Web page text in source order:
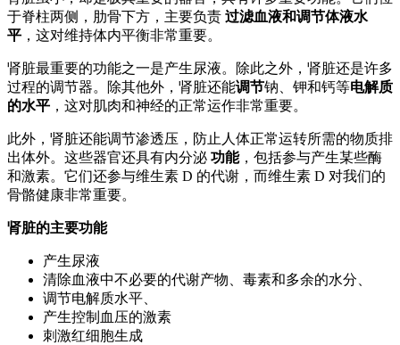
于脊柱两侧，肋骨下方，主要负责 过滤血液和调节体液水
平 ，这对维持体内平衡非常重要。
肾脏最重要的功能之一是产生尿液。除此之外，肾脏还是许多
过程的调节器。除其他外，肾脏还能调节钠、钾和钙等电解质
的水平 ，这对肌肉和神经的正常运作非常重要。
此外，肾脏还能调节渗透压，防止人体正常运转所需的物质排
出体外。这些器官还具有内分泌 功能，包括参与产生某些酶
和激素。它们还参与维生素 D 的代谢，而维生素 D 对我们的
骨骼健康非常重要。
肾脏的主要功能
产生尿液
清除血液中不必要的代谢产物、毒素和多余的水分、
调节电解质水平、
产生控制血压的激素
刺激红细胞生成